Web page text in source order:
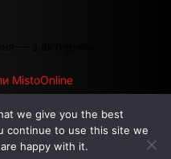
— з активним
MistoOnline
| РЕКЛАМА НА САЙТІ
we give you the best
continue to use this site we
happy with it.